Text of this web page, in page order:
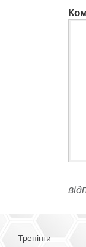
Тренінги